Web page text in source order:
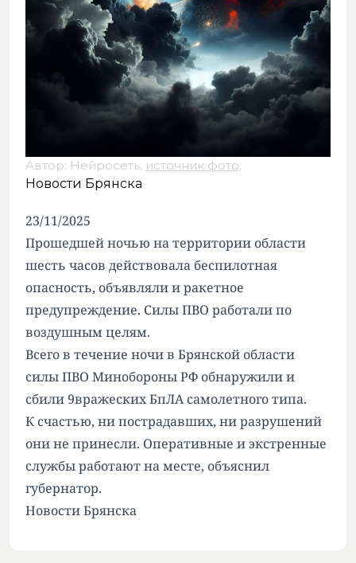
Автор: Нейросеть, источник фото.
Новости Брянска
23/11/2025
Прошедшей ночью на территории области
шесть часов действовала беспилотная
опасность, объявляли и ракетное
предупреждение. Силы ПВО работали по
воздушным целям.
Всего в течение ночи в Брянской области
силы ПВО Минобороны РФ обнаружили и
сбили 9вражеских БпЛА самолетного типа.
К счастью, ни пострадавших, ни разрушений
они не принесли. Оперативные и экстренные
службы работают на месте, объяснил
губернатор.
Новости Брянска